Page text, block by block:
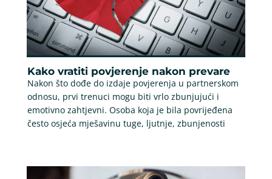
Kako vratiti povjerenje nakon prevare
Nakon što dođe do izdaje povjerenja u partnerskom
odnosu, prvi trenuci mogu biti vrlo zbunjujući i
emotivno zahtjevni. Osoba koja je bila povrijeđena
često osjeća mješavinu tuge, ljutnje, zbunjenosti